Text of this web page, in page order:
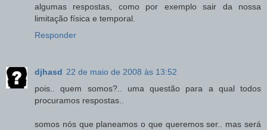
algumas respostas, como por exemplo sair da nossa
limitação física e temporal.
Responder
djhasd 22 de maio de 2008 às 13:52
pois.. quem somos?.. uma questão para a qual todos
procuramos respostas..
somos nós que planeamos o que queremos ser.. mas será